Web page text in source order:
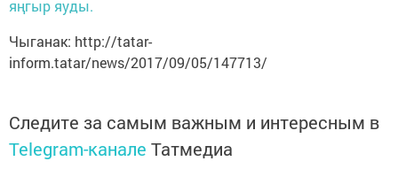
яңгыр яуды.
Чыганак: http://tatar-
inform.tatar/news/2017/09/05/147713/
Следите за самым важным и интересным в
Telegram-канале Татмедиа